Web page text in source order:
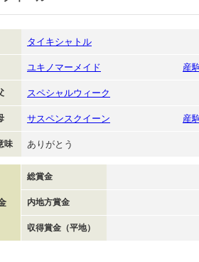
タイキシャトル
ユキノマーメイド 産
スペシャルウィーク
サスペンスクイーン 産
味 ありがとう
総賞金
内地方賞金
収得賞金（平地）